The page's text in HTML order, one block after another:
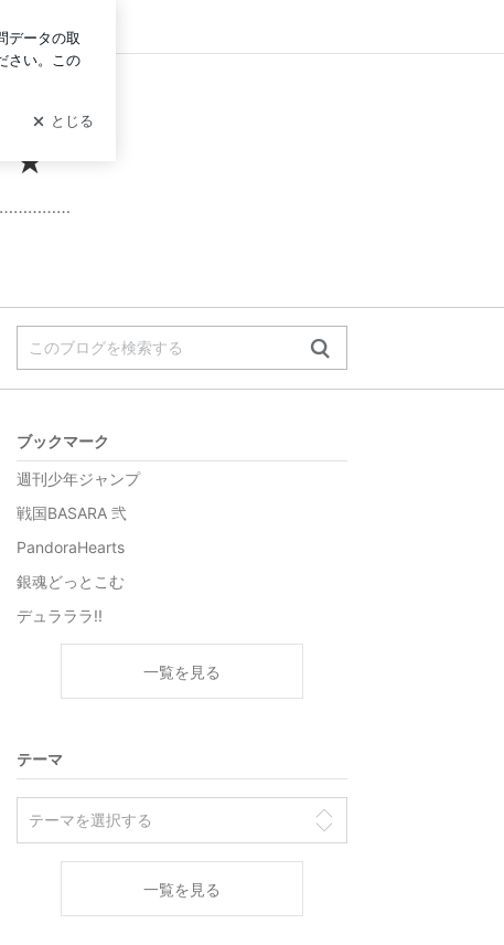
ログイン
………………
ブックマーク
週刊少年ジャンプ
戦国BASARA 弐
PandoraHearts
銀魂どっとこむ
デュラララ!!
一覧を見る
テーマ
一覧を見る